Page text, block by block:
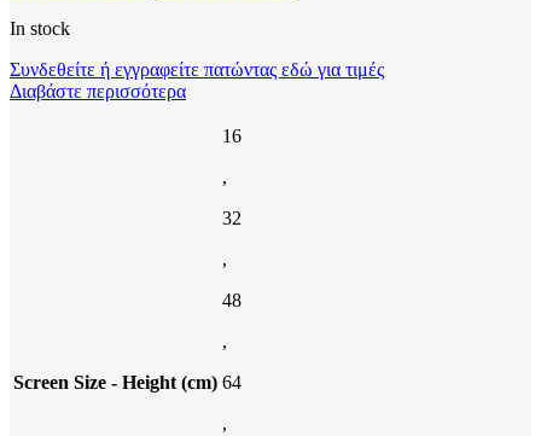
In stock
Συνδεθείτε ή εγγραφείτε πατώντας εδώ για τιμές
Διαβάστε περισσότερα
Screen Size - Height (cm)
16
,
32
,
48
,
64
,